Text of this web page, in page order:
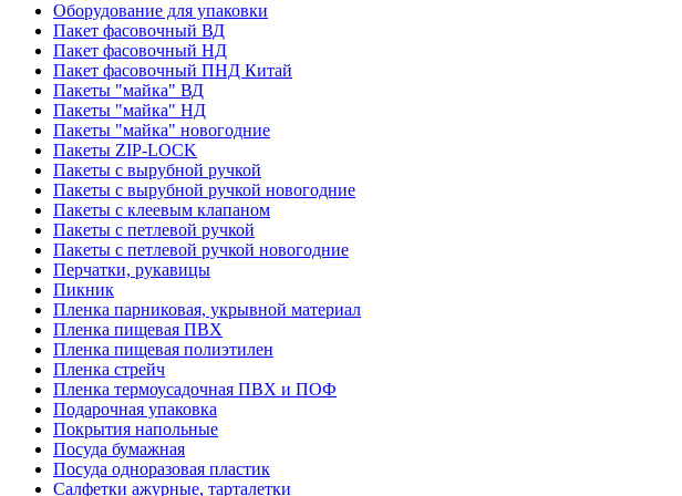
Оборудование для упаковки
Пакет фасовочный ВД
Пакет фасовочный НД
Пакет фасовочный ПНД Китай
Пакеты "майка" ВД
Пакеты "майка" НД
Пакеты "майка" новогодние
Пакеты ZIP-LOCK
Пакеты с вырубной ручкой
Пакеты с вырубной ручкой новогодние
Пакеты с клеевым клапаном
Пакеты с петлевой ручкой
Пакеты с петлевой ручкой новогодние
Перчатки, рукавицы
Пикник
Пленка парниковая, укрывной материал
Пленка пищевая ПВХ
Пленка пищевая полиэтилен
Пленка стрейч
Пленка термоусадочная ПВХ и ПОФ
Подарочная упаковка
Покрытия напольные
Посуда бумажная
Посуда одноразовая пластик
Салфетки ажурные, тарталетки